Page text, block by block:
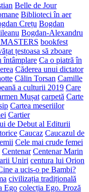
Belle de Jour
Biblioteci în aer
Crețu Bogdan
Bogdan-Alexandru
bookfest
țestoasa să zboare
întâmplare Ca o piatră în
Căderea unui dictator
Călin Torsan Camille
a culturii 2019 Care
Mușat carpetă Carte
Cartea meseriilor
Cartier
de Debut al Editurii
Caucaz Caucazul de
Cele mai crude femei
Centenar Centenar Marin
Uniri centura lui Orion
a ucis-o pe Bambi?
civilizația tradițională
Ego colecția Ego. Proză